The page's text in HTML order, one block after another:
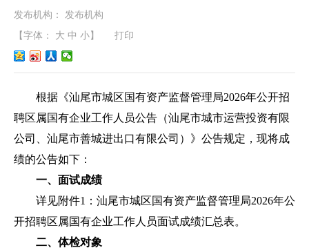
发布机构： 发布机构
【字体： 大 中 小 】 打印
根据《汕尾市城区国有资产监督管理局2026年公开招
聘区属国有企业工作人员公告（汕尾市城市运营投资有限
公司、汕尾市善城进出口有限公司）》公告规定，现将成
绩的公告如下：
一、面试成绩
详见附件1：汕尾市城区国有资产监督管理局2026年公
开招聘区属国有企业工作人员面试成绩汇总表。
二、体检对象